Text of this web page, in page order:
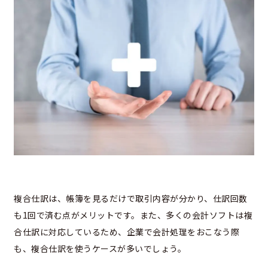
複合仕訳は、帳簿を見るだけで取引内容が分かり、仕訳回数
も1回で済む点がメリットです。また、多くの会計ソフトは複
合仕訳に対応しているため、企業で会計処理をおこなう際
も、複合仕訳を使うケースが多いでしょう。